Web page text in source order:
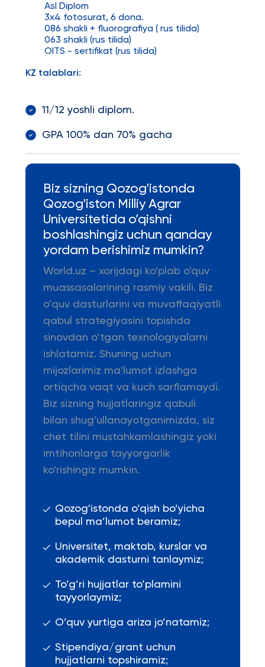
Asl Diplom
3x4 fotosurat, 6 dona.
086 shakli + fluorografiya ( rus tilida)
063 shakli (rus tilida)
OITS - sertifikat (rus tilida)
KZ talablari:
11/12 yoshli diplom.
GPA 100% dan 70% gacha
Biz sizning Qozog'istonda
Qozog'iston Milliy Agrar
Universitetida o’qishni
boshlashingiz uchun qanday
yordam berishimiz mumkin?
World.uz – xorijdagi ko'plab o'quv
muassasalarining rasmiy vakili. Biz
o’quv dasturlarini va muvaffaqiyatli
qabul strategiyasini topishda
sinovdan o’tgan texnologiyalarni
ishlatamiz. Shuning uchun
mijozlarimiz ma'lumot izlashga
ortiqcha vaqt va kuch sarflamaydi.
Biz sizning hujjatlaringiz qabuli
bilan shug'ullanayotganimizda, siz
chet tilini mustahkamlashingiz yoki
imtihonlarga tayyorgarlik
ko'rishingiz mumkin.
Qozog'istonda o’qish bo’yicha
bepul ma’lumot beramiz;
Universitet, maktab, kurslar va
akademik dasturni tanlaymiz;
To’g’ri hujjatlar to’plamini
tayyorlaymiz;
O’quv yurtiga ariza jo’natamiz;
Stipendiya/grant uchun
hujjatlarni topshiramiz;